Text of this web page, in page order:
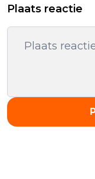
Plaats reactie